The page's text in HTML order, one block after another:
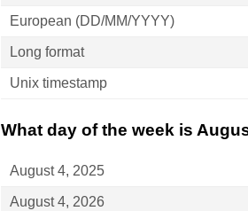
European (DD/MM/YYYY)
Long format
Unix timestamp
What day of the week is
August 4, 2025
August 4, 2026